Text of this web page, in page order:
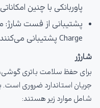
پاوربانکی با چنین
Charge پشتیبانی می‌کنند، زمان شارژ را کاهش می‌دهند.
شارژر
برای حفظ سلامت باتری گوشی،
جریان استاندارد ضروری است.
شامل موارد زیر هستند: